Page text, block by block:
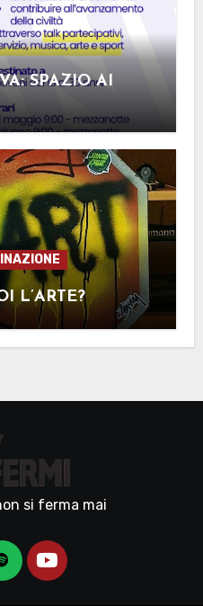
SPAZIO AI
L’ARTE?
si ferma mai